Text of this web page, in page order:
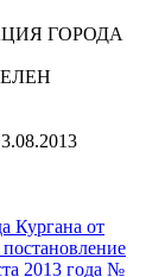
ГОРОДА
от
2013 года №